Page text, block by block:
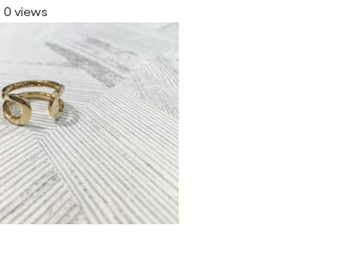
0 views